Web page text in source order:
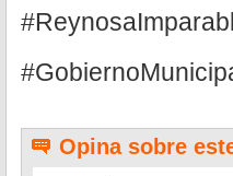
Opina sobre